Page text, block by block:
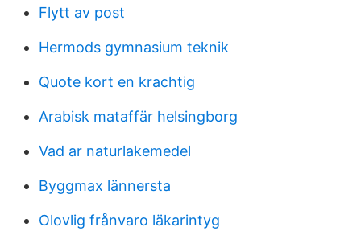
Flytt av post
Hermods gymnasium teknik
Quote kort en krachtig
Arabisk mataffär helsingborg
Vad ar naturlakemedel
Byggmax lännersta
Olovlig frånvaro läkarintyg